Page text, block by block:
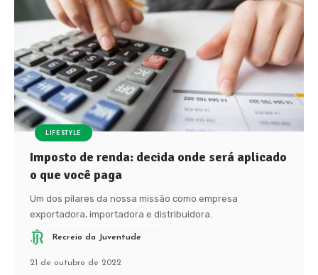
LIFESTYLE
Imposto de renda: decida onde será aplicado
o que você paga
Um dos pilares da nossa missão como empresa
exportadora, importadora e distribuidora.
Recreio da Juventude
21 de outubro de 2022